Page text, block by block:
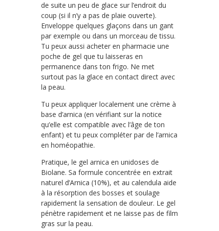
de suite un peu de glace sur l’endroit du
coup (si il n’y a pas de plaie ouverte).
Enveloppe quelques glaçons dans un gant
par exemple ou dans un morceau de tissu.
Tu peux aussi acheter en pharmacie une
poche de gel que tu laisseras en
permanence dans ton frigo. Ne met
surtout pas la glace en contact direct avec
la peau.
Tu peux appliquer localement une crème à
base d’arnica (en vérifiant sur la notice
qu’elle est compatible avec l’âge de ton
enfant) et tu peux compléter par de l’arnica
en homéopathie.
Pratique, le gel arnica en unidoses de
Biolane. Sa formule concentrée en extrait
naturel d’Arnica (10%), et au calendula aide
à la résorption des bosses et soulage
rapidement la sensation de douleur. Le gel
pénètre rapidement et ne laisse pas de film
gras sur la peau.